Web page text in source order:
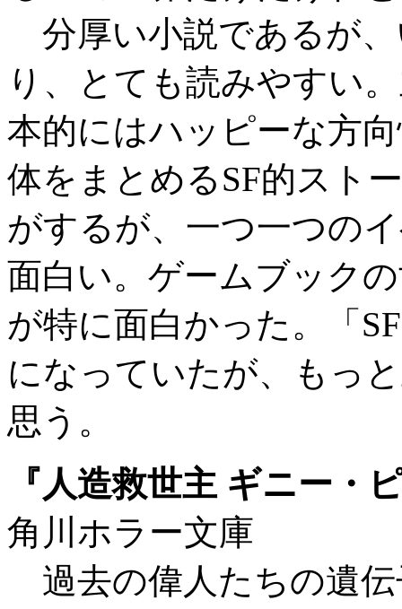
分厚い小説であるが
り、とても読みやすい
本的にはハッピーな方
体をまとめるSF的スト
がするが、一つ一つの
面白い。ゲームブック
が特に面白かった。「
になっていたが、もっ
思う。
『人造救世主 ギニー
角川ホラー文庫
過去の偉人たちの遺